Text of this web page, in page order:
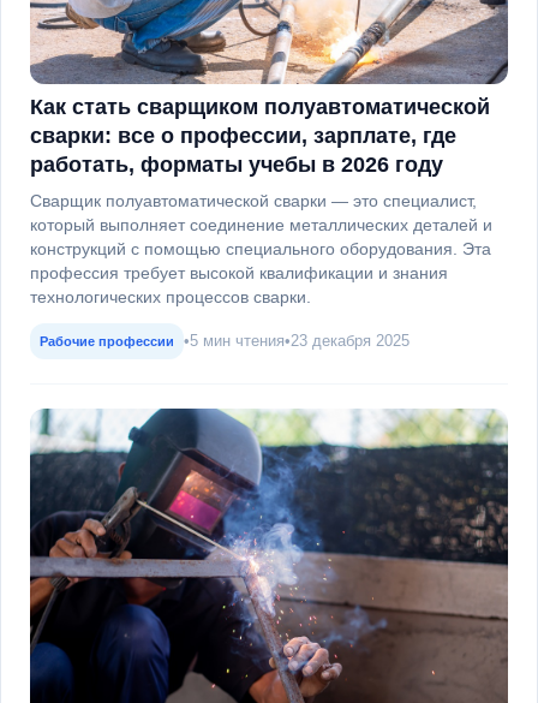
Как стать сварщиком полуавтоматической
сварки: все о профессии, зарплате, где
работать, форматы учебы в 2026 году
Сварщик полуавтоматической сварки — это специалист,
который выполняет соединение металлических деталей и
конструкций с помощью специального оборудования. Эта
профессия требует высокой квалификации и знания
технологических процессов сварки.
Рабочие профессии •5 мин чтения•23 декабря 2025